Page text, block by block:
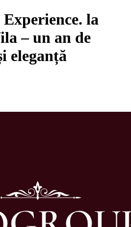
la
– un an de
eleganță